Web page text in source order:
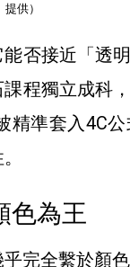
提供）
否接近「透
程獨立成科
精準套入4C
色為王
完全繫於顏色